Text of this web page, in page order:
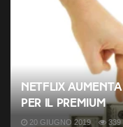
Netflix aumenta
per il Premium
20 GIUGNO 2019 339